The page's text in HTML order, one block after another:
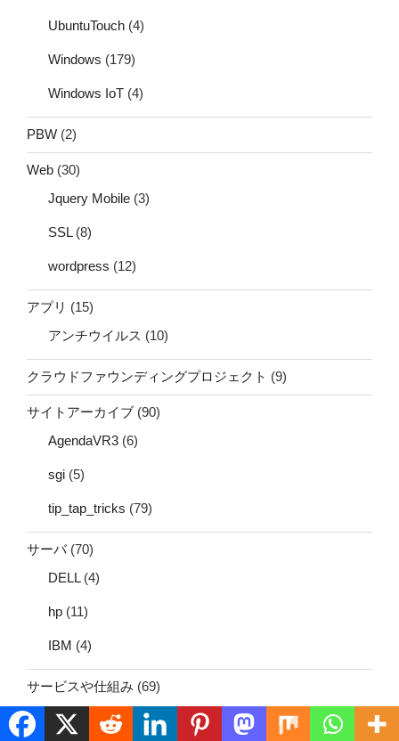
UbuntuTouch (4)
Windows (179)
Windows IoT (4)
PBW (2)
Web (30)
Jquery Mobile (3)
SSL(8)
wordpress (12)
アプリ (15)
アンチウイルス (10)
クラウドファウンディングプロジェクト (9)
サイトアーカイブ (90)
AgendaVR3 (6)
sgi (5)
tip_tap_tricks (79)
サーバ(70)
DELL(4)
hp (11)
IBM (4)
サービスや仕組み (69)
DNS